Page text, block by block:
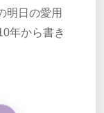
明日の愛用
年から書き